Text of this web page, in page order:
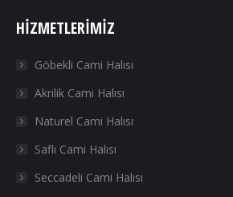
opens
new
window
opens
new
window
opens
new
window
opens
new
window
HIZMETLERIMIZ
Göbekli Cami Halısı
Akrilik Cami Halısı
Naturel Cami Halısı
Saflı Cami Halısı
Seccadeli Cami Halısı